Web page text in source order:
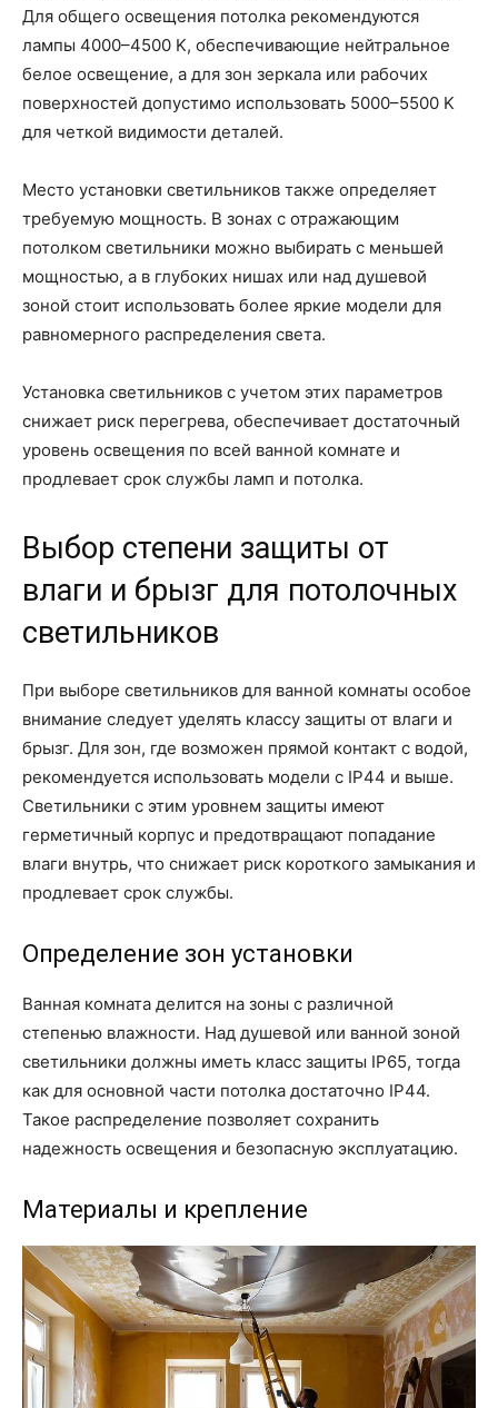
Для общего освещения потолка рекомендуются
лампы 4000–4500 K, обеспечивающие нейтральное
белое освещение, а для зон зеркала или рабочих
поверхностей допустимо использовать 5000–5500 K
для четкой видимости деталей.
Место установки светильников также определяет
требуемую мощность. В зонах с отражающим
потолком светильники можно выбирать с меньшей
мощностью, а в глубоких нишах или над душевой
зоной стоит использовать более яркие модели для
равномерного распределения света.
Установка светильников с учетом этих параметров
снижает риск перегрева, обеспечивает достаточный
уровень освещения по всей ванной комнате и
продлевает срок службы ламп и потолка.
Выбор степени защиты от
влаги и брызг для потолочных
светильников
При выборе светильников для ванной комнаты особое
внимание следует уделять классу защиты от влаги и
брызг. Для зон, где возможен прямой контакт с водой,
рекомендуется использовать модели с IP44 и выше.
Светильники с этим уровнем защиты имеют
герметичный корпус и предотвращают попадание
влаги внутрь, что снижает риск короткого замыкания и
продлевает срок службы.
Определение зон установки
Ванная комната делится на зоны с различной
степенью влажности. Над душевой или ванной зоной
светильники должны иметь класс защиты IP65, тогда
как для основной части потолка достаточно IP44.
Такое распределение позволяет сохранить
надежность освещения и безопасную эксплуатацию.
Материалы и крепление